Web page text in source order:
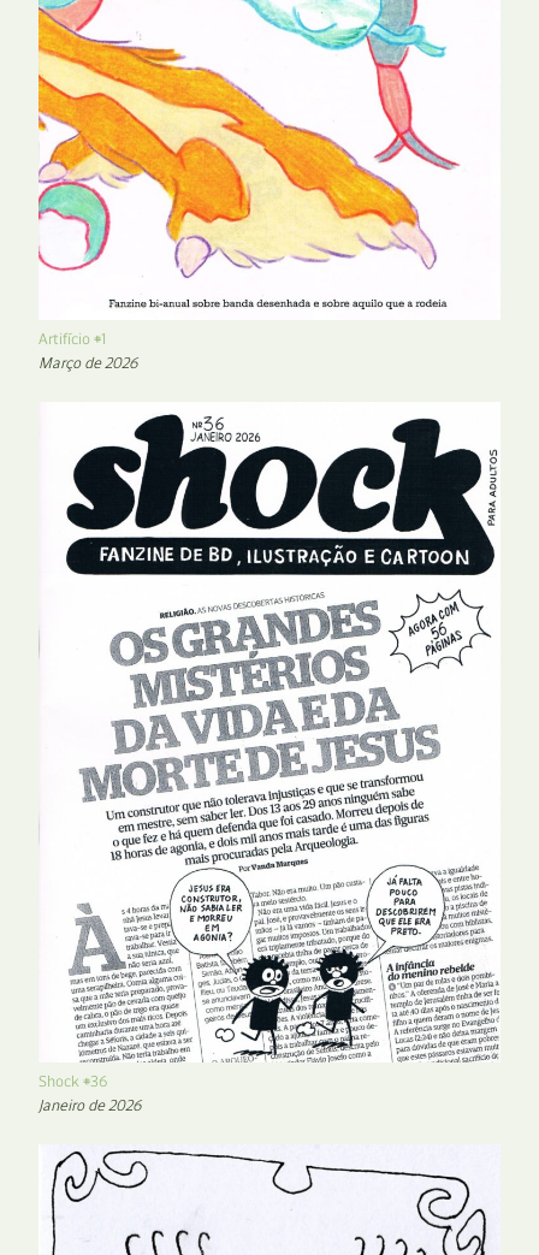
Artifício #1
Março de 2026
Shock #36
Janeiro de 2026